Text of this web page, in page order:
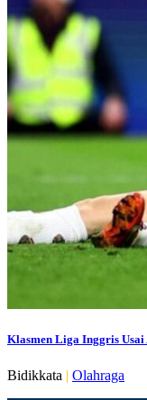
Klasmen Liga Inggris Usai
Bidikkata | Olahraga